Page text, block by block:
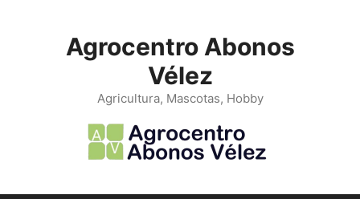
Agrocentro Abonos
Vélez
Agricultura, Mascotas, Hobby